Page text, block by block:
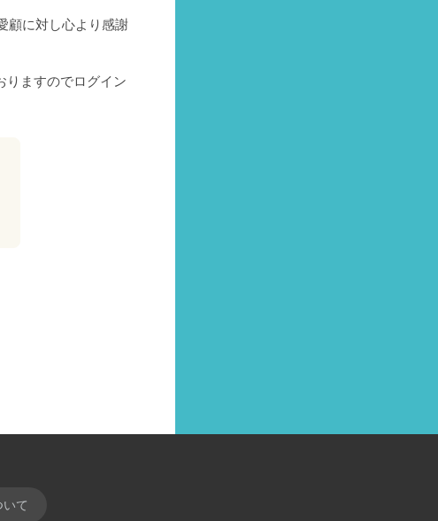
顧に対し心より感謝
りますのでログイン
て